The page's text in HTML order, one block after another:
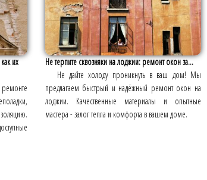
их
Не терпите сквозняки на лоджии: ремонт окон за...
Не дайте холоду проникнуть в ваш дом! Мы
предлагаем быстрый и надёжный ремонт окон на
лоджии. Качественные материалы и опытные
мастера - залог тепла и комфорта в вашем доме.